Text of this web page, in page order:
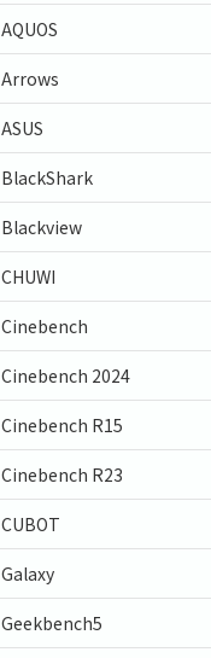
AQUOS
Arrows
ASUS
BlackShark
Blackview
CHUWI
Cinebench
Cinebench 2024
Cinebench R15
Cinebench R23
CUBOT
Galaxy
Geekbench5